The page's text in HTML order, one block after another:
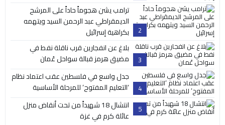
2
ترامب يشن هجوماً حاداً على المرشح
الديمقراطي عبد الرحمن السيد ويتهمه
بكراهية إسرائيل
3
بلاغ عن انفجارين قرب ناقلة نفط في
مضيق هرمز قبالة سواحل عُمان
4
جدل واسع في فلسطين عقب اعتماد نظام
‘التعليم المفتوح’ للمرحلة الأساسية
5
انتشال 18 شهيداً من تحت أنقاض منزل
عائلة كرم في غزة